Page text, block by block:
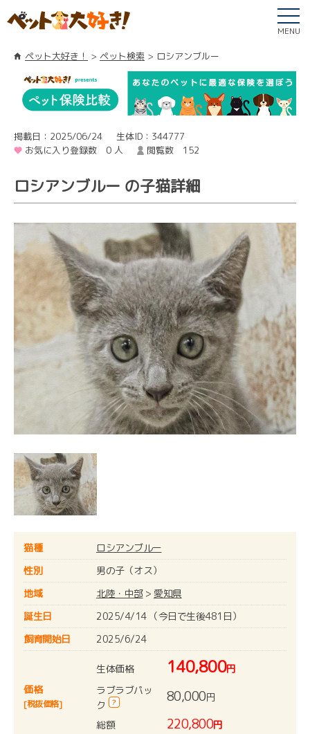
MENU
ペット大好き！ ペット検索 ロシアンブルー
掲載日：2025/06/24
生体ID：344777
お気に入り登録数 0 人
閲覧数 152
ロシアンブルー の子猫詳細
猫種
ロシアンブルー
性別
男の子（オス）
地域
北陸・中部> 愛知県
誕生日
2025/4/14 （今日で生後481日）
飼育開始日
2025/6/24
価格
[税抜価格]
生体価格 140,800円
ラブラブパッ
ク
? 80,000円
総額 220,800円